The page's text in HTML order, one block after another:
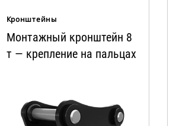
Кронштейны
Монтажный кронштейн 8
т — крепление на пальцах